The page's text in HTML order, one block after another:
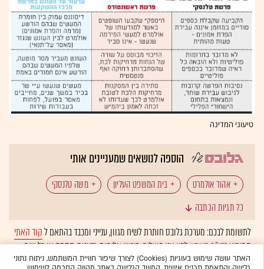
טיעוני המדינה
הוספה לנושאים שמעניינים אותי
אהוד אולמרט בית המשפט העליון משה טלנסקי
כל תגיות הכתבה
לתשומת לבכם: מערכת גלובס חותרת לשיח מגוון, ענייני ומכבד בהתאם לקוד האתי
המופיעבדו"ח האמוןלפיו אנו פועלים. ביטויי אלימות, גזענות, הסתה או כל שיח
בלתי הולם אחר מסוננים בצורהאוטומטיתולא יפורסמו באתר.
האתר עושה שימוש בעוגיות (Cookies) לצורך שיפור חוויית המשתמש, ניתוח נתוני